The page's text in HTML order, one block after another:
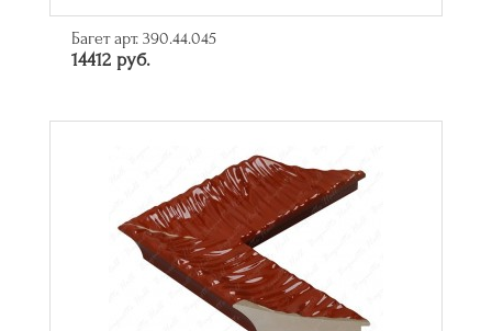
Багет арт. 390.44.045
14412 руб.